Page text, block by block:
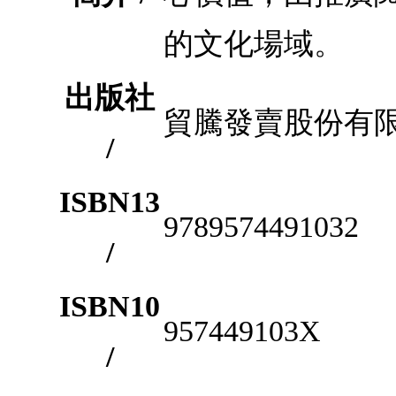
的文化場域。
出版社
/
貿騰發賣股份有
ISBN13
/
9789574491032
ISBN10
/
957449103X